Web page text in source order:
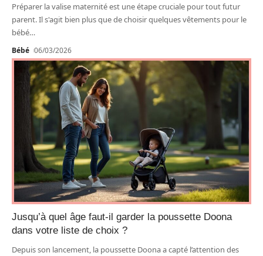
Préparer la valise maternité est une étape cruciale pour tout futur
parent. Il s'agit bien plus que de choisir quelques vêtements pour le
bébé…
Bébé 06/03/2026
Jusqu’à quel âge faut-il garder la poussette Doona
dans votre liste de choix ?
Depuis son lancement, la poussette Doona a capté l’attention des